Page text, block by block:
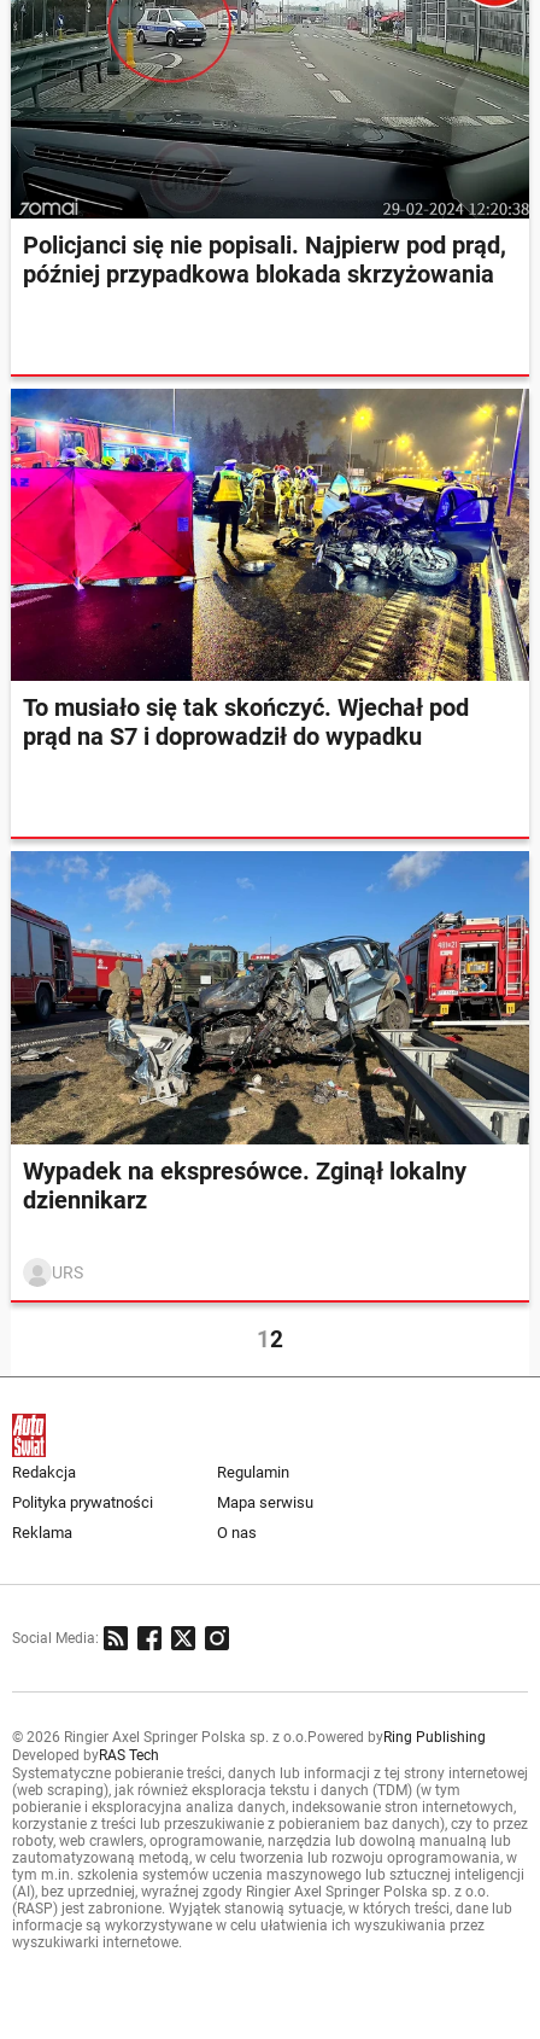
Policjanci się nie popisali. Najpierw pod prąd,
później przypadkowa blokada skrzyżowania
To musiało się tak skończyć. Wjechał pod
prąd na S7 i doprowadził do wypadku
Wypadek na ekspresówce. Zginął lokalny
dziennikarz
URS
12
Redakcja
Regulamin
Polityka prywatności
Mapa serwisu
Reklama
O nas
Social Media:
© 2026 Ringier Axel Springer Polska sp. z o.o.Powered byRing Publishing
Developed byRAS Tech
Systematyczne pobieranie treści, danych lub informacji z tej strony internetowej
(web scraping), jak również eksploracja tekstu i danych (TDM) (w tym
pobieranie i eksploracyjna analiza danych, indeksowanie stron internetowych,
korzystanie z treści lub przeszukiwanie z pobieraniem baz danych), czy to przez
roboty, web crawlers, oprogramowanie, narzędzia lub dowolną manualną lub
zautomatyzowaną metodą, w celu tworzenia lub rozwoju oprogramowania, w
tym m.in. szkolenia systemów uczenia maszynowego lub sztucznej inteligencji
(AI), bez uprzedniej, wyraźnej zgody Ringier Axel Springer Polska sp. z o.o.
(RASP) jest zabronione. Wyjątek stanowią sytuacje, w których treści, dane lub
informacje są wykorzystywane w celu ułatwienia ich wyszukiwania przez
wyszukiwarki internetowe.